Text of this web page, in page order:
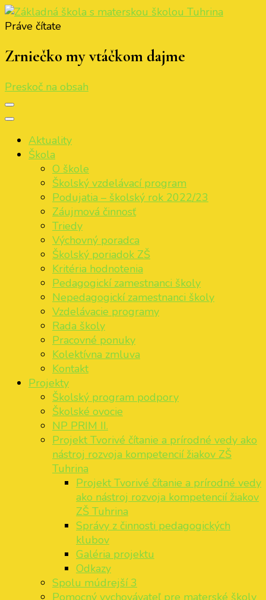
Práve čítate
Zrniečko my vtáčkom dajme
Preskoč na obsah
Aktuality
Škola
O škole
Školský vzdelávací program
Podujatia – školský rok 2022/23
Záujmová činnosť
Triedy
Výchovný poradca
Školský poriadok ZŠ
Kritéria hodnotenia
Pedagogickí zamestnanci školy
Nepedagogickí zamestnanci školy
Vzdelávacie programy
Rada školy
Pracovné ponuky
Kolektívna zmluva
Kontakt
Projekty
Školský program podpory
Školské ovocie
NP PRIM II.
Projekt Tvorivé čítanie a prírodné vedy ako
nástroj rozvoja kompetencií žiakov ZŠ
Tuhrina
Projekt Tvorivé čítanie a prírodné vedy
ako nástroj rozvoja kompetencií žiakov
ZŠ Tuhrina
Správy z činnosti pedagogických
klubov
Galéria projektu
Odkazy
Spolu múdrejší 3
Pomocný vychovávateľ pre materské školy